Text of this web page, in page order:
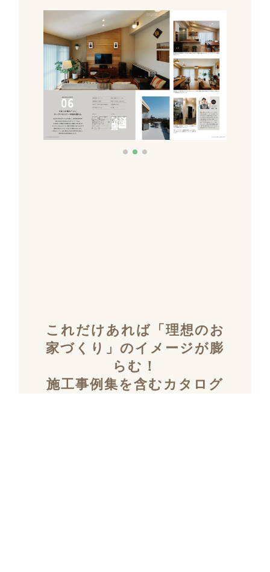
これだけあれば「理想のお
家づくり」のイメージが膨
らむ！
施工事例集を含むカタログ